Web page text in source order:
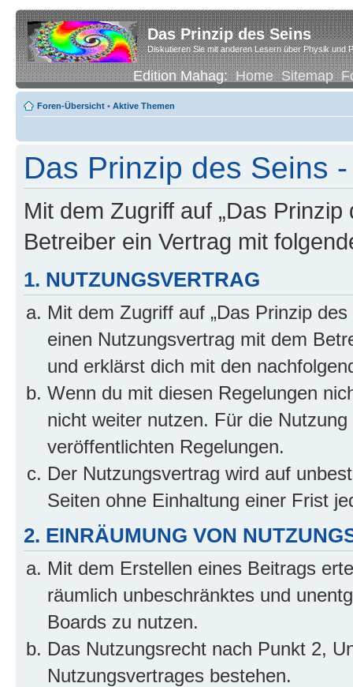
Das Prinzip des Seins
Diskutieren Sie mit anderen Lesern über Physik und
Edition Mahag:Home Sitemap
Foren-Übersicht • Aktive Themen
Das Prinzip des Seins
Mit dem Zugriff auf „Das
Betreiber ein Vertrag mit
1. NUTZUNGSVERTRAG
Mit dem Zugriff auf „Das Prinzip
einen Nutzungsvertrag mit dem
und erklärst dich mit den
Wenn du mit diesen Regelungen
nicht weiter nutzen. Für die
veröffentlichten Regelungen.
Der Nutzungsvertrag wird auf
Seiten ohne Einhaltung einer Frist
2. EINRÄUMUNG VON
Mit dem Erstellen eines Beitrags
räumlich unbeschränktes und
Boards zu nutzen.
Das Nutzungsrecht nach Punkt 2,
Nutzungsvertrages bestehen.